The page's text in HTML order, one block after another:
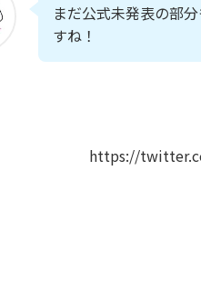
まだ公式未発表の部
すね！
https://